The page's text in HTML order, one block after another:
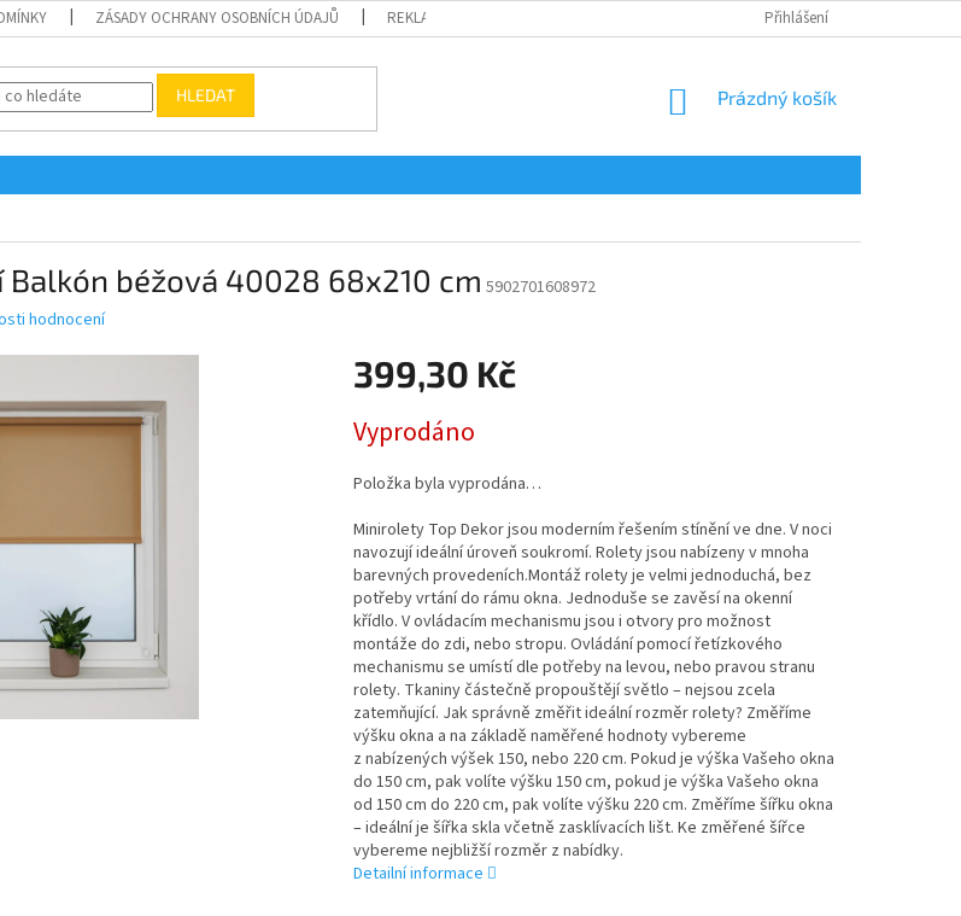
ZÁSADY OCHRANY OSOBNÍCH ÚDAJŮ REKLAMAČNÍ FORMULÁŘ Přihlášení
HLEDAT
NÁKUPNÍ
Prázdný košík
Balkón béžová 40028 68x210 cm 5902701608972
hodnocení
399,30 Kč
cena:
Vyprodáno
Položka byla vyprodána…
Minirolety Top Dekor jsou moderním řešením stínění ve dne. V noci
navozují ideální úroveň soukromí. Rolety jsou nabízeny v mnoha
barevných provedeních.Montáž rolety je velmi jednoduchá, bez
potřeby vrtání do rámu okna. Jednoduše se zavěsí na okenní
křídlo. V ovládacím mechanismu jsou i otvory pro možnost
montáže do zdi, nebo stropu. Ovládání pomocí řetízkového
mechanismu se umístí dle potřeby na levou, nebo pravou stranu
rolety. Tkaniny částečně propouštějí světlo – nejsou zcela
zatemňující. Jak správně změřit ideální rozměr rolety? Změříme
výšku okna a na základě naměřené hodnoty vybereme
z nabízených výšek 150, nebo 220 cm. Pokud je výška Vašeho okna
do 150 cm, pak volíte výšku 150 cm, pokud je výška Vašeho okna
od 150 cm do 220 cm, pak volíte výšku 220 cm. Změříme šířku okna
– ideální je šířka skla včetně zasklívacích lišt. Ke změřené šířce
vybereme nejbližší rozměr z nabídky.
Detailní informace